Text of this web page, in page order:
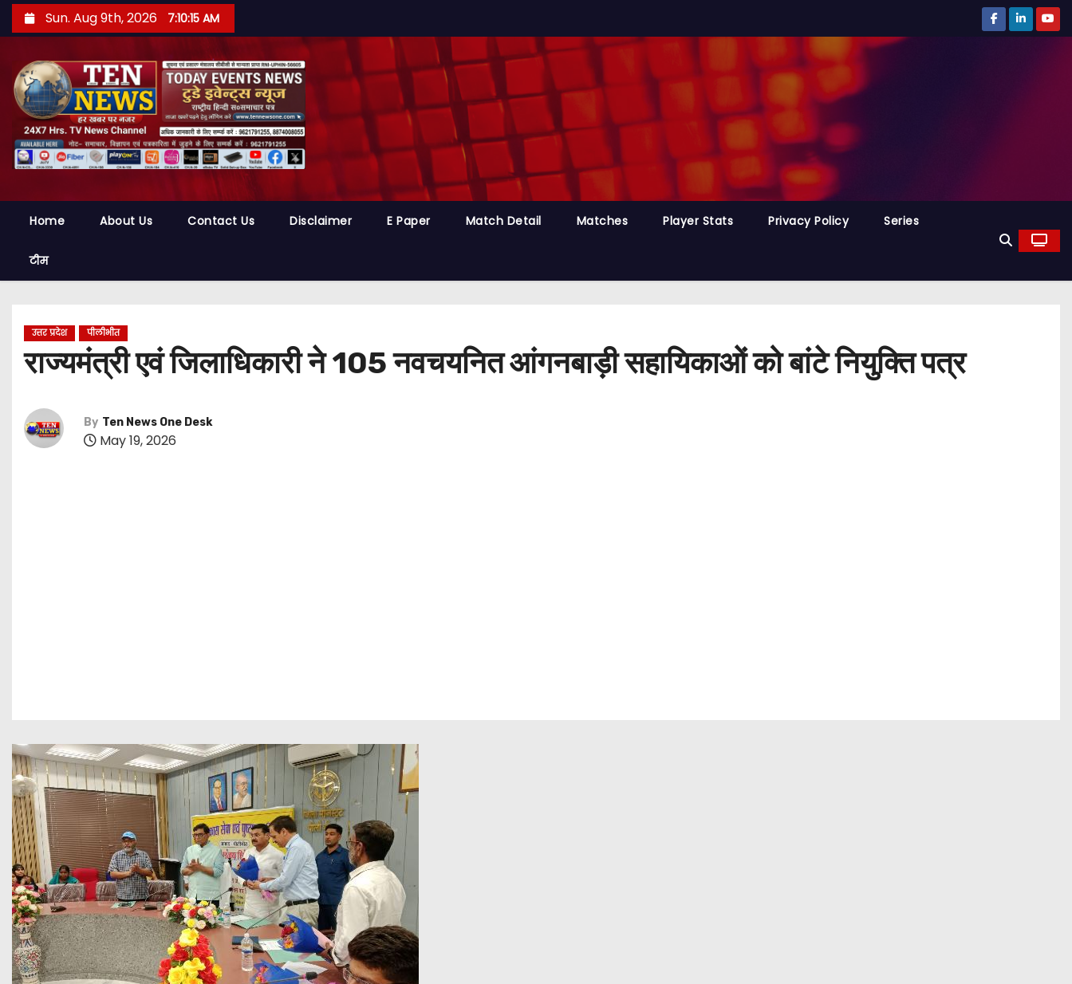
k
t
Sun. Aug 9th, 2026 7:10:16 AM
Home About Us Contact Us Disclaimer E Paper Match Detail Matches Player Stats Privacy Policy Series
टीम
उत्तर प्रदेश पीलीभीत
राज्यमंत्री एवं जिलाधिकारी ने 105 नवचयनित आंगनबाड़ी सहायिकाओं को बांटे नियुक्ति पत्र
By Ten News One Desk
May 19, 2026